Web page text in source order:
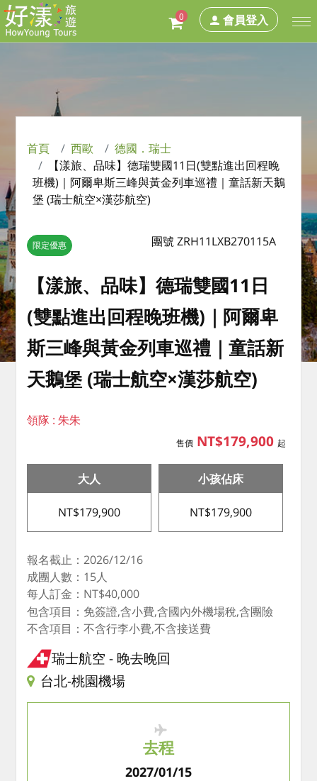
0 會員登入
首頁 西歐
德國．瑞士
【漾旅、品味】德瑞雙國11日(雙點進出回程晚
班機)｜阿爾卑斯三峰與黃金列車巡禮｜童話新天鵝
堡 (瑞士航空×漢莎航空)
限定優惠 團號 ZRH11LXB270115A
【漾旅、品味】德瑞雙國11日
(雙點進出回程晚班機)｜阿爾卑
斯三峰與黃金列車巡禮｜童話新
天鵝堡 (瑞士航空×漢莎航空)
領隊 : 朱朱
售價NT$179,900 起
大人
NT$179,900
小孩佔床
NT$179,900
報名截止：2026/12/16
成團人數：15人
每人訂金：NT$40,000
包含項目：免簽證,含小費,含國內外機場稅,含團險
不含項目：不含行李小費,不含接送費
瑞士航空
晚去晚回
台北-桃園機場
去程
2027/01/15